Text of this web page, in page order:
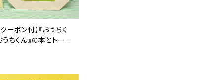
ーポン付】『おうちく
うちくん』の本とトート